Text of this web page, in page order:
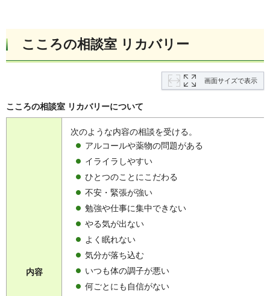
こころの相談室 リカバリー
画面サイズで表示
こころの相談室 リカバリーについて
内容
次のような内容の相談を受ける。
アルコールや薬物の問題がある
イライラしやすい
ひとつのことにこだわる
不安・緊張が強い
勉強や仕事に集中できない
やる気が出ない
よく眠れない
気分が落ち込む
いつも体の調子が悪い
何ごとにも自信がない